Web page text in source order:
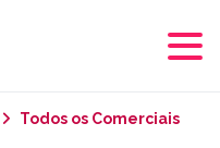
Todos os Comerciais